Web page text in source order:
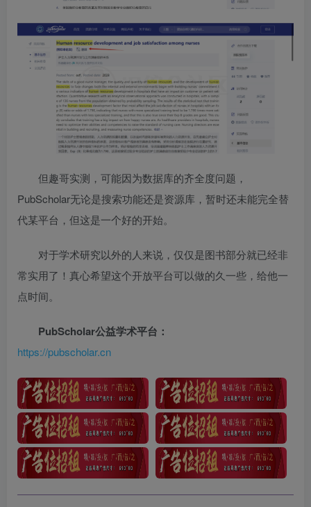
但趣哥实测，可能因为数据库的齐全度问题，
PubScholar无论是搜索功能还是资源库，暂时还未能完全替
代某平台，但这是一个好的开始。
对于学术研究以外的人来说，仅仅是图书部分就已经非
常实用了！真心希望这个开放平台可以做的久一些，给他一
点时间。
PubScholar公益学术平台：
https://pubscholar.cn